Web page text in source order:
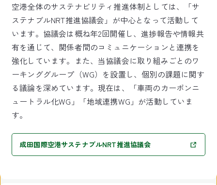
空港全体のサステナビリティ推進体制としては、「サ
ステナブルNRT推進協議会」が中心となって活動して
います。協議会は概ね年2回開催し、進捗報告や情報共
有を通じて、関係者間のコミュニケーションと連携を
強化しています。また、当協議会に取り組みごとのワ
ーキンググループ（WG）を設置し、個別の課題に関す
る議論を深めています。現在は、「車両のカーボンニ
ュートラル化WG」「地域連携WG」が活動していま
す。
成田国際空港サステナブルNRT推進協議会